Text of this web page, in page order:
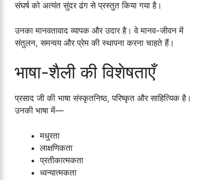
संघर्ष को अत्यंत सुंदर ढंग से प्रस्तुत किया गया है।
उनका मानवतावाद व्यापक और उदार है। वे मानव-जीवन में
संतुलन, समन्वय और प्रेम की स्थापना करना चाहते हैं।
भाषा-शैली की विशेषताएँ
प्रसाद जी की भाषा संस्कृतनिष्ठ, परिष्कृत और साहित्यिक है।
उनकी भाषा में—
मधुरता
लाक्षणिकता
प्रतीकात्मकता
ध्वन्यात्मकता